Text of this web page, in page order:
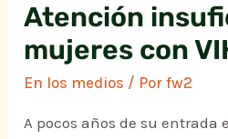
Atención
mujeres con
En los medios / Porfw2
A pocos años de su entrada